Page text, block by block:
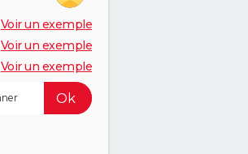
Voir un exemple
Voir un exemple
Voir un exemple